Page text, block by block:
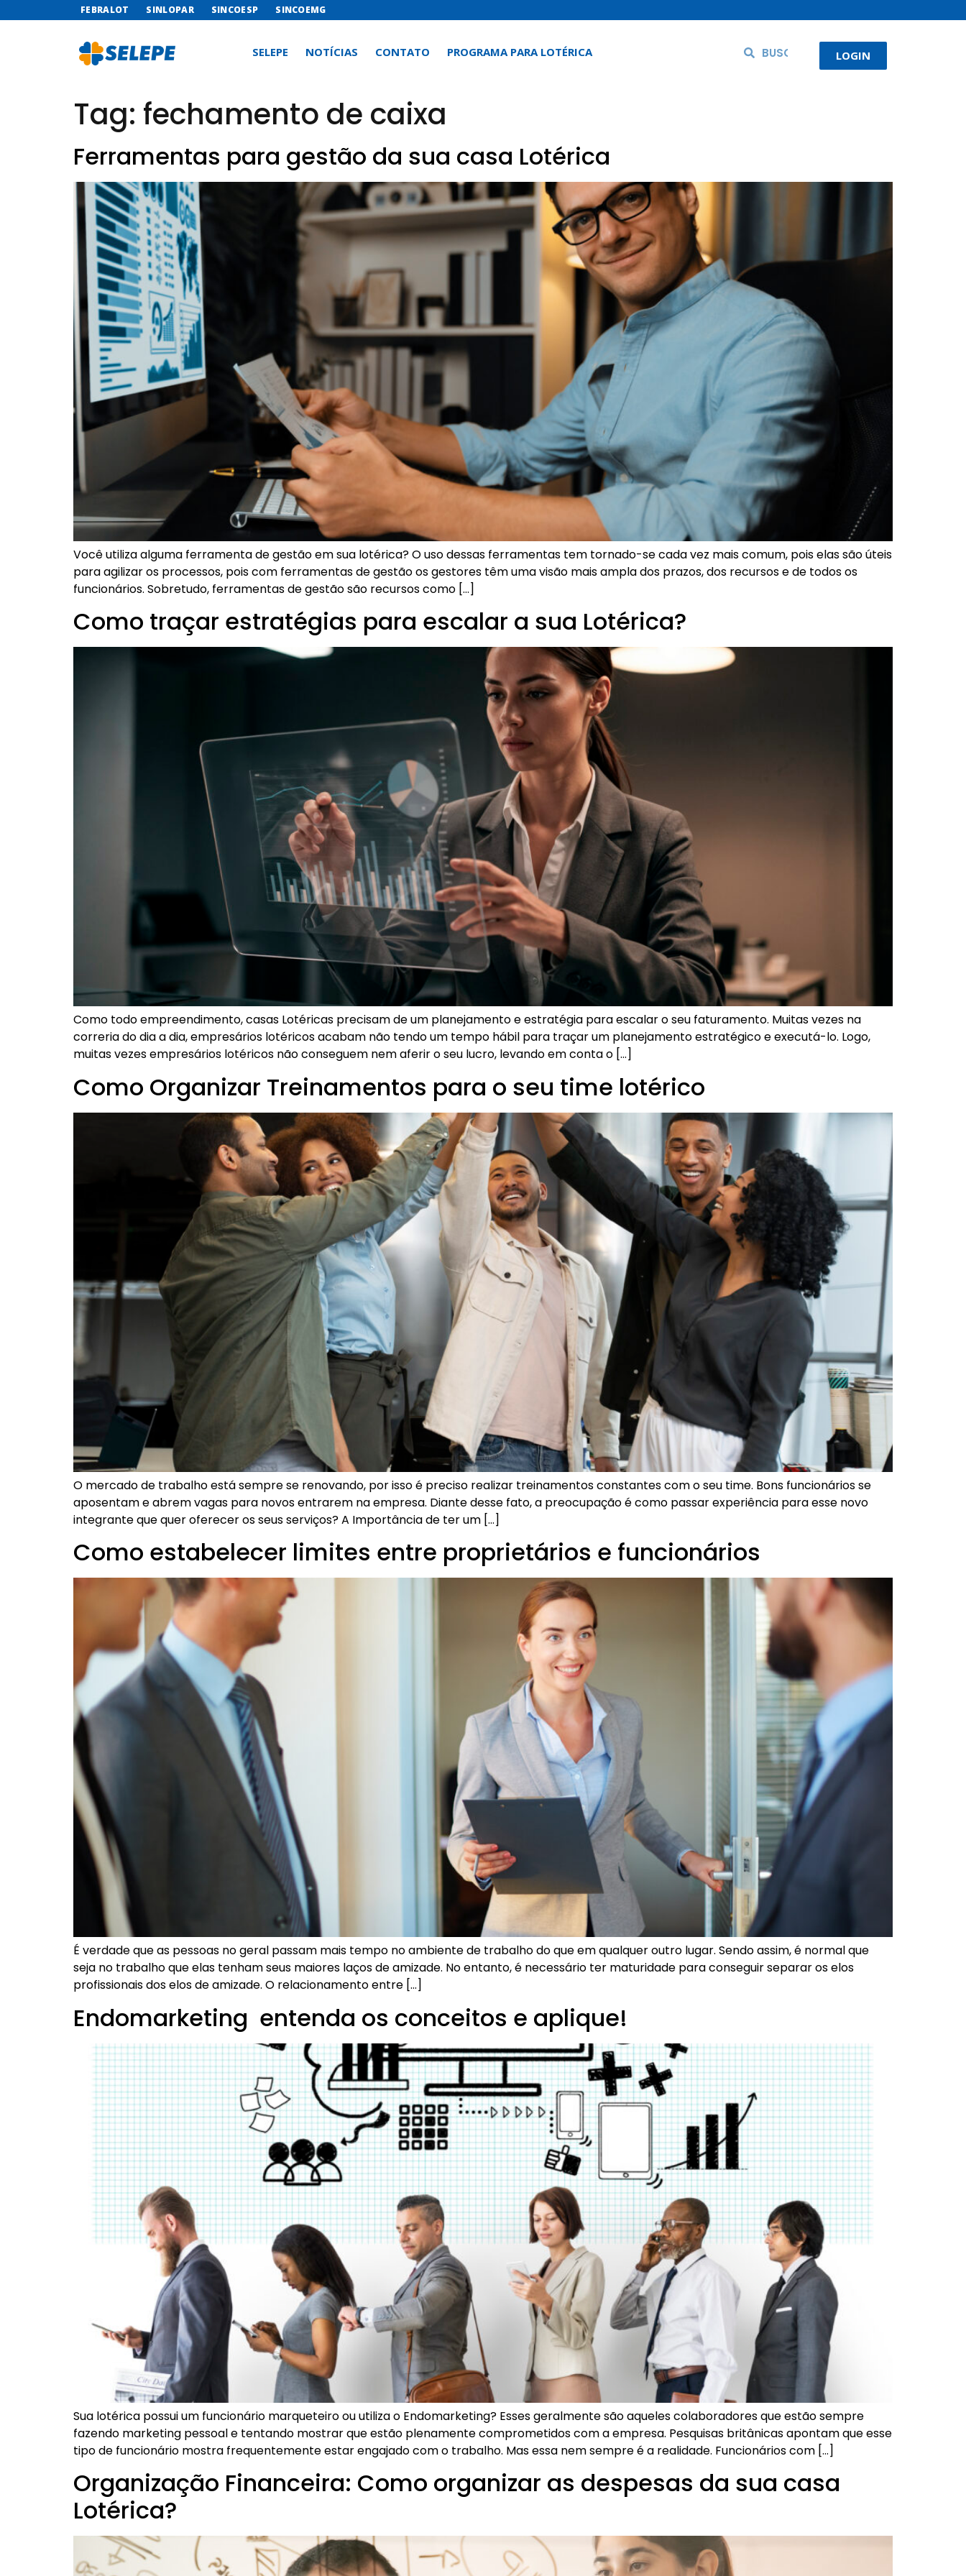
FEBRALOT SINLOPAR SINCOESP SINCOEMG
SELEPE NOTÍCIAS CONTATO PROGRAMA PARA LOTÉRICA LOGIN
Tag: fechamento de caixa
Ferramentas para gestão da sua casa Lotérica
Você utiliza alguma ferramenta de gestão em sua lotérica? O uso dessas ferramentas tem tornado-se cada vez mais comum, pois elas são úteis
para agilizar os processos, pois com ferramentas de gestão os gestores têm uma visão mais ampla dos prazos, dos recursos e de todos os
funcionários. Sobretudo, ferramentas de gestão são recursos como […]
Como traçar estratégias para escalar a sua Lotérica?
Como todo empreendimento, casas Lotéricas precisam de um planejamento e estratégia para escalar o seu faturamento. Muitas vezes na
correria do dia a dia, empresários lotéricos acabam não tendo um tempo hábil para traçar um planejamento estratégico e executá-lo. Logo,
muitas vezes empresários lotéricos não conseguem nem aferir o seu lucro, levando em conta o […]
Como Organizar Treinamentos para o seu time lotérico
O mercado de trabalho está sempre se renovando, por isso é preciso realizar treinamentos constantes com o seu time. Bons funcionários se
aposentam e abrem vagas para novos entrarem na empresa. Diante desse fato, a preocupação é como passar experiência para esse novo
integrante que quer oferecer os seus serviços? A Importância de ter um […]
Como estabelecer limites entre proprietários e funcionários
É verdade que as pessoas no geral passam mais tempo no ambiente de trabalho do que em qualquer outro lugar. Sendo assim, é normal que
seja no trabalho que elas tenham seus maiores laços de amizade. No entanto, é necessário ter maturidade para conseguir separar os elos
profissionais dos elos de amizade. O relacionamento entre […]
Endomarketing entenda os conceitos e aplique!
Sua lotérica possui um funcionário marqueteiro ou utiliza o Endomarketing? Esses geralmente são aqueles colaboradores que estão sempre
fazendo marketing pessoal e tentando mostrar que estão plenamente comprometidos com a empresa. Pesquisas britânicas apontam que esse
tipo de funcionário mostra frequentemente estar engajado com o trabalho. Mas essa nem sempre é a realidade. Funcionários com […]
Organização Financeira: Como organizar as despesas da sua casa
Lotérica?